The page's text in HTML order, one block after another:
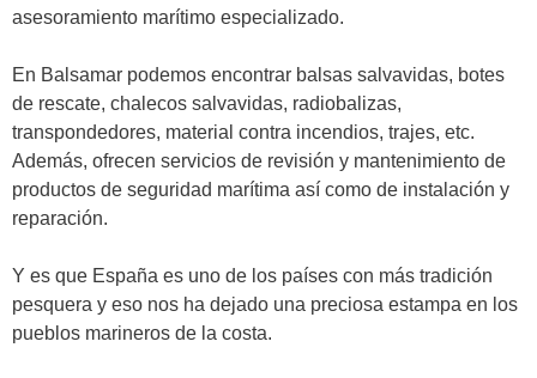
asesoramiento marítimo especializado.
En Balsamar podemos encontrar balsas salvavidas, botes
de rescate, chalecos salvavidas, radiobalizas,
transpondedores, material contra incendios, trajes, etc.
Además, ofrecen servicios de revisión y mantenimiento de
productos de seguridad marítima así como de instalación y
reparación.
Y es que España es uno de los países con más tradición
pesquera y eso nos ha dejado una preciosa estampa en los
pueblos marineros de la costa.